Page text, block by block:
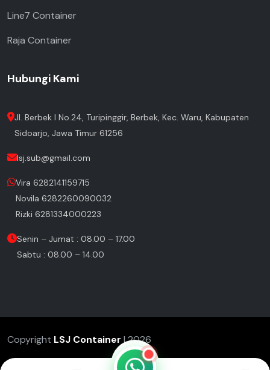
Line7 Container
Raja Container
Hubungi Kami
Jl. Berbek I No.24, Turipinggir, Berbek, Kec. Waru, Kabupaten
Sidoarjo, Jawa Timur 61256
lsj.sub@gmail.com
Vira 6282141159715
Novila 6282260090032
Rizki 6281334000223
Senin – Jumat : 08.00 – 17.00
Sabtu : 08.00 – 14.00
Copyright LSJ Container | 2026